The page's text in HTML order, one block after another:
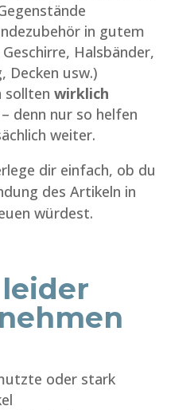
in gutem
Halsbänder,
Decken usw.)
sollten wirklich
denn nur so helfen
weiter.
dir einfach, ob du
des Artikeln in
würdest.
oder stark